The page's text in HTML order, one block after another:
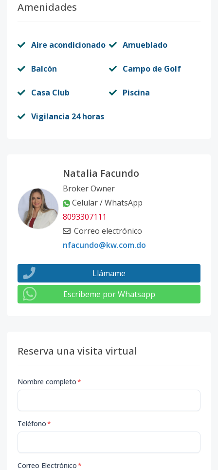
Amenidades
Aire acondicionado Amueblado
Balcón Campo de Golf
Casa Club Piscina
Vigilancia 24 horas
Natalia Facundo
Broker Owner
Celular / WhatsApp
8093307111
Correo electrónico
nfacundo@kw.com.do
Llámame
Escribeme por Whatsapp
Reserva una visita virtual
Nombre completo*
Teléfono*
Correo Electrónico*